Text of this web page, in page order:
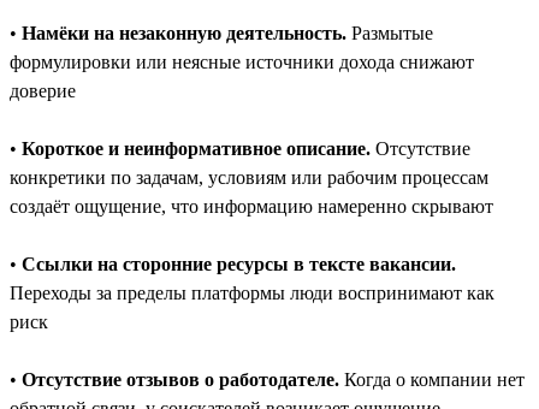
• Намёки на незаконную деятельность. Размытые
формулировки или неясные источники дохода снижают
доверие
• Короткое и неинформативное описание. Отсутствие
конкретики по задачам, условиям или рабочим процессам
создаёт ощущение, что информацию намеренно скрывают
• Ссылки на сторонние ресурсы в тексте вакансии.
Переходы за пределы платформы люди воспринимают как
риск
• Отсутствие отзывов о работодателе. Когда о компании нет